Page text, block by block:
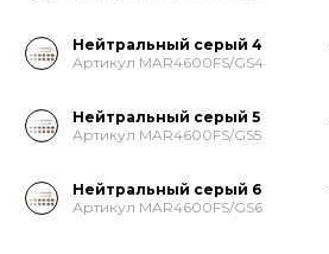
Нейтральный серый 4
Артикул MAR4600FS/GS4
Нейтральный серый 5
Артикул MAR4600FS/GS5
Нейтральный серый 6
Артикул MAR4600FS/GS6